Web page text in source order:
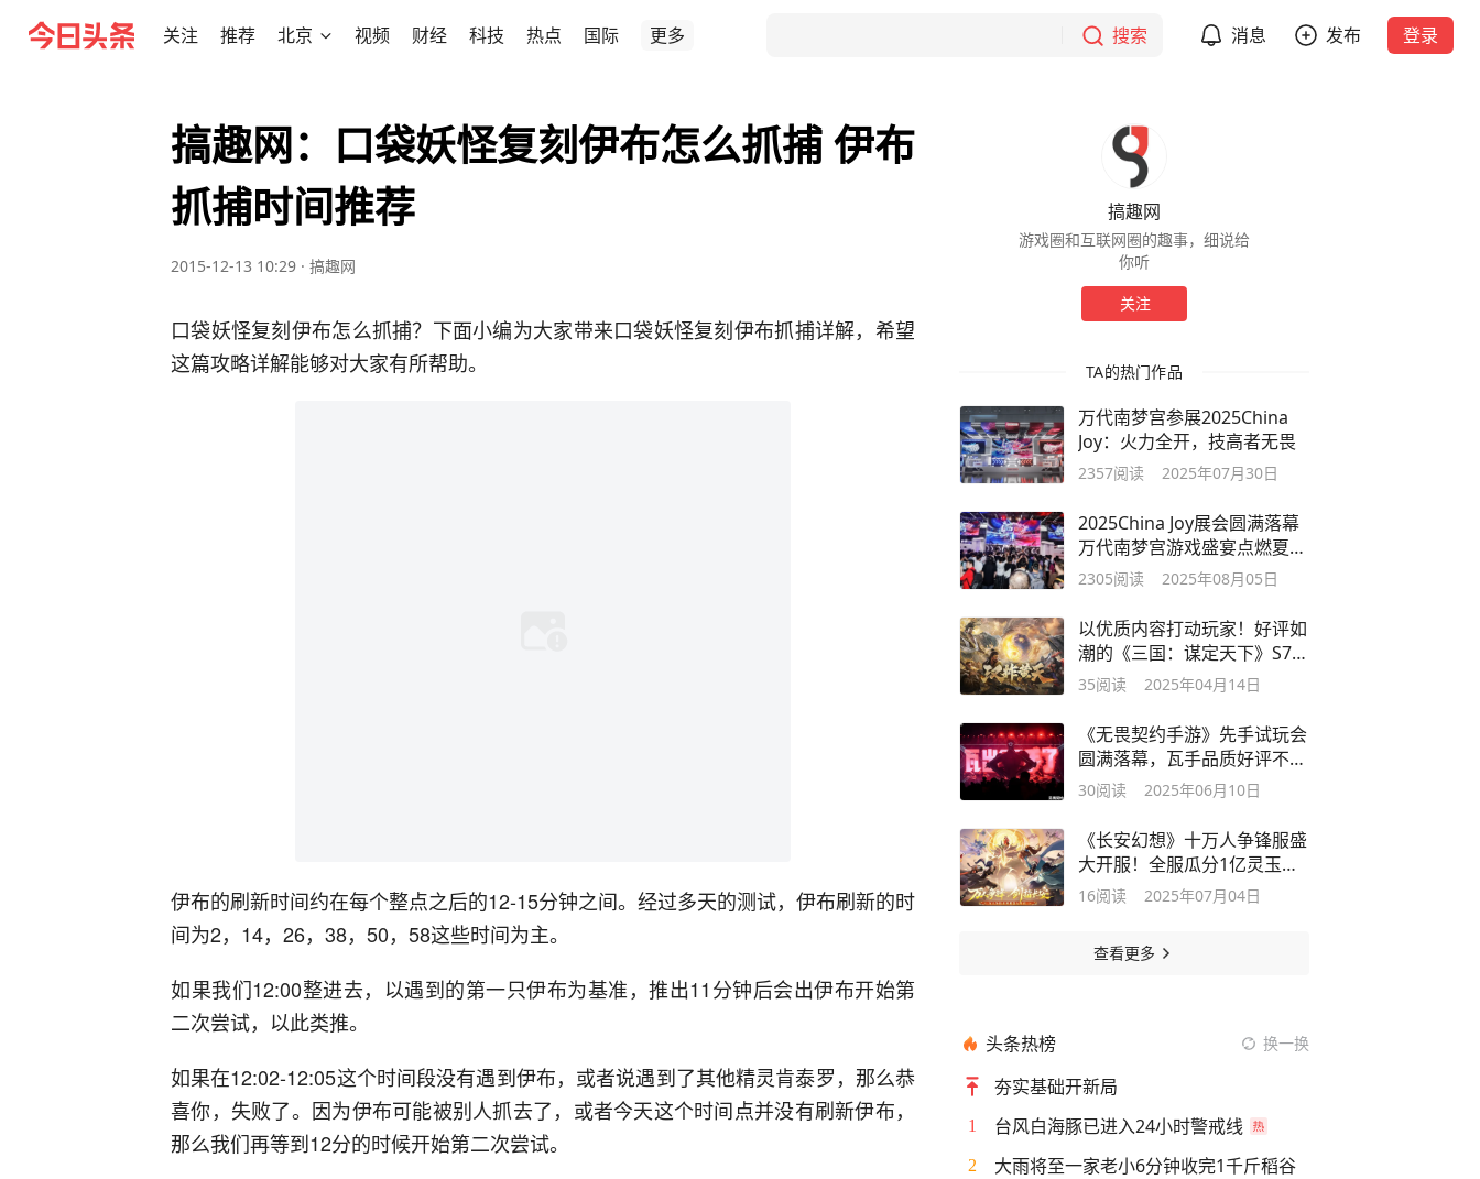
关注 推荐 北京 视频 财经 科技 热点 国际 更多 搜索 消息 发布 登录
搞趣网：口袋妖怪复刻伊布怎么抓捕 伊布
抓捕时间推荐
2015-12-13 10:29 · 搞趣网
口袋妖怪复刻伊布怎么抓捕？下面小编为大家带来口袋妖怪复刻伊布抓捕详解，希望
这篇攻略详解能够对大家有所帮助。
伊布的刷新时间约在每个整点之后的12-15分钟之间。经过多天的测试，伊布刷新的时
间为2，14，26，38，50，58这些时间为主。
如果我们12:00整进去，以遇到的第一只伊布为基准，推出11分钟后会出伊布开始第
二次尝试，以此类推。
如果在12:02-12:05这个时间段没有遇到伊布，或者说遇到了其他精灵肯泰罗，那么恭
喜你，失败了。因为伊布可能被别人抓去了，或者今天这个时间点并没有刷新伊布，
那么我们再等到12分的时候开始第二次尝试。
搞趣网
游戏圈和互联网圈的趣事，细说给
你听
关注
TA的热门作品
万代南梦宫参展2025China
Joy：火力全开，技高者无畏
2357阅读 2025年07月30日
2025China Joy展会圆满落幕
万代南梦宫游戏盛宴点燃夏日
激情
2305阅读 2025年08月05日
以优质内容打动玩家！好评如
潮的《三国：谋定天下》S7赛
季已上线
35阅读 2025年04月14日
《无畏契约手游》先手试玩会
圆满落幕，瓦手品质好评不
断！
30阅读 2025年06月10日
《长安幻想》十万人争锋服盛
大开服！全服瓜分1亿灵玉，
热血开战
16阅读 2025年07月04日
查看更多
头条热榜 换一换
夯实基础开新局
1 台风白海豚已进入24小时警戒线
2 大雨将至一家老小6分钟收完1千斤稻谷